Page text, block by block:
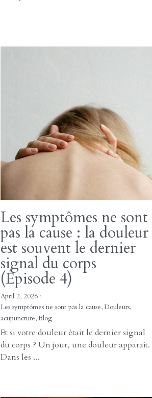
et si la douleur n’était
pas le vrai point de
départ ?
20 mai 2026·
Retrouver son équilibre,
Blog
Regarder uniquement la douleur ne suffit
pas toujours à comprendre le problème
Les épaules sont...